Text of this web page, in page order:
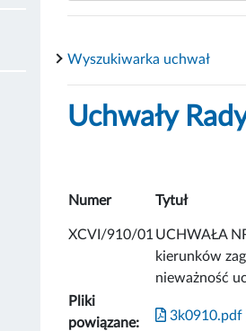
Wyszukiwarka uchwał
Uchwały
Numer Tytuł
XCVI/910/01 UCHWAŁA
kierunków
nieważność
Pliki
powiązane:
3k0910.pdf